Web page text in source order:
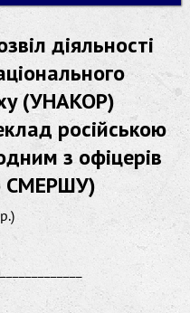
діяльності
(УНАКОР)
російською
з офіцерів
СМЕРШУ)